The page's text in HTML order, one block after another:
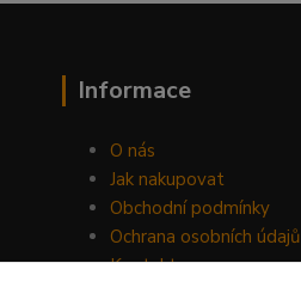
Informace
O nás
Jak nakupovat
Obchodní podmínky
Ochrana osobních údajů
Kontakty